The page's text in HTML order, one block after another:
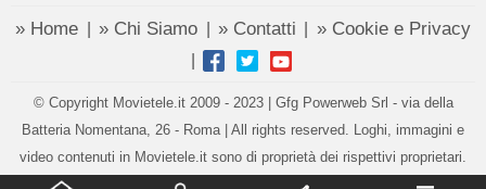
» Home » Chi Siamo » Contatti » Cookie e Privacy
|
© Copyright Movietele.it 2009 - 2023 | Gfg Powerweb Srl - via della
Batteria Nomentana, 26 - Roma | All rights reserved. Loghi, immagini e
video contenuti in Movietele.it sono di proprietà dei rispettivi proprietari.